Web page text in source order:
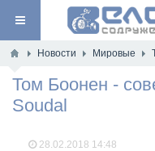
Новости Мировые
Том Боонен -
Soudal
28.02.2018 14:48